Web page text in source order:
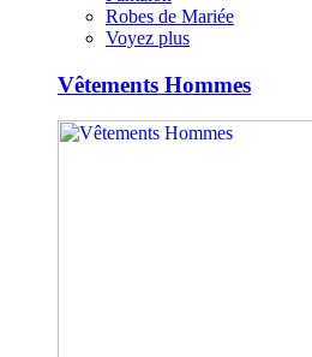
Robes de Mariée
Voyez plus
Vêtements Hommes